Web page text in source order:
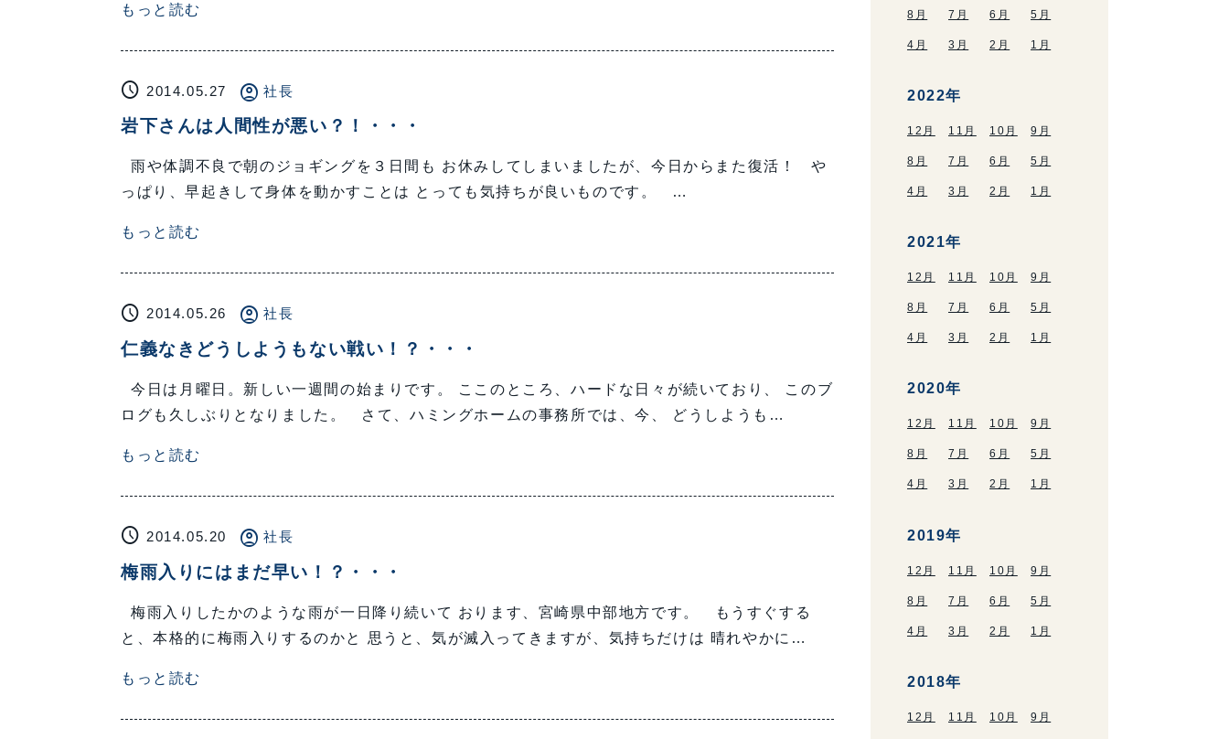
もっと読む
schedule 2014.05.27 account_circle 社長
岩下さんは人間性が悪い？！・・・
雨や体調不良で朝のジョギングを３日間も お休みしてしまいましたが、今日からまた復活！ や
っぱり、早起きして身体を動かすことは とっても気持ちが良いものです。 …
もっと読む
schedule 2014.05.26 account_circle 社長
仁義なきどうしようもない戦い！？・・・
今日は月曜日。新しい一週間の始まりです。 ここのところ、ハードな日々が続いており、 このブ
ログも久しぶりとなりました。 さて、ハミングホームの事務所では、今、 どうしようも…
もっと読む
schedule 2014.05.20 account_circle 社長
梅雨入りにはまだ早い！？・・・
梅雨入りしたかのような雨が一日降り続いて おります、宮崎県中部地方です。 もうすぐする
と、本格的に梅雨入りするのかと 思うと、気が滅入ってきますが、気持ちだけは 晴れやかに…
もっと読む
8月 7月 6月 5月
4月 3月 2月 1月
2022年
12月 11月 10月 9月
8月 7月 6月 5月
4月 3月 2月 1月
2021年
12月 11月 10月 9月
8月 7月 6月 5月
4月 3月 2月 1月
2020年
12月 11月 10月 9月
8月 7月 6月 5月
4月 3月 2月 1月
2019年
12月 11月 10月 9月
8月 7月 6月 5月
4月 3月 2月 1月
2018年
12月 11月 10月 9月